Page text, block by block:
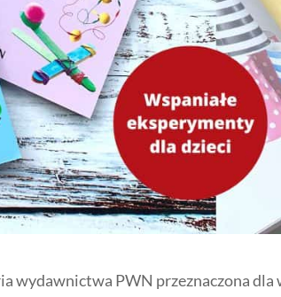
wydawnictwa PWN przeznaczona dla